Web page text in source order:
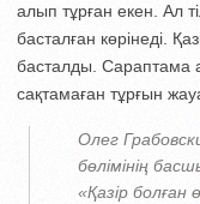
алып тұрған екен. Ал
басталған көрінеді.
басталды. Сараптама
сақтамаған тұрғын
Олег
бөлімінің
«Қазір